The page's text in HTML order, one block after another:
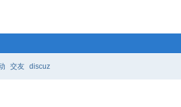
交友 discuz